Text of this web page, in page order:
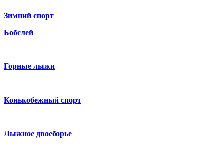
Зимний спорт
Бобслей
Горные лыжи
Конькобежный спорт
Лыжное двоеборье